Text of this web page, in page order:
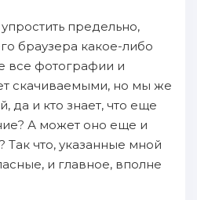
предельно,
браузера какое-либо
все фотографии и
скачиваемыми, но мы же
да и кто знает, что еще
А может оно еще и
Так что, указанные мной
и главное, вполне